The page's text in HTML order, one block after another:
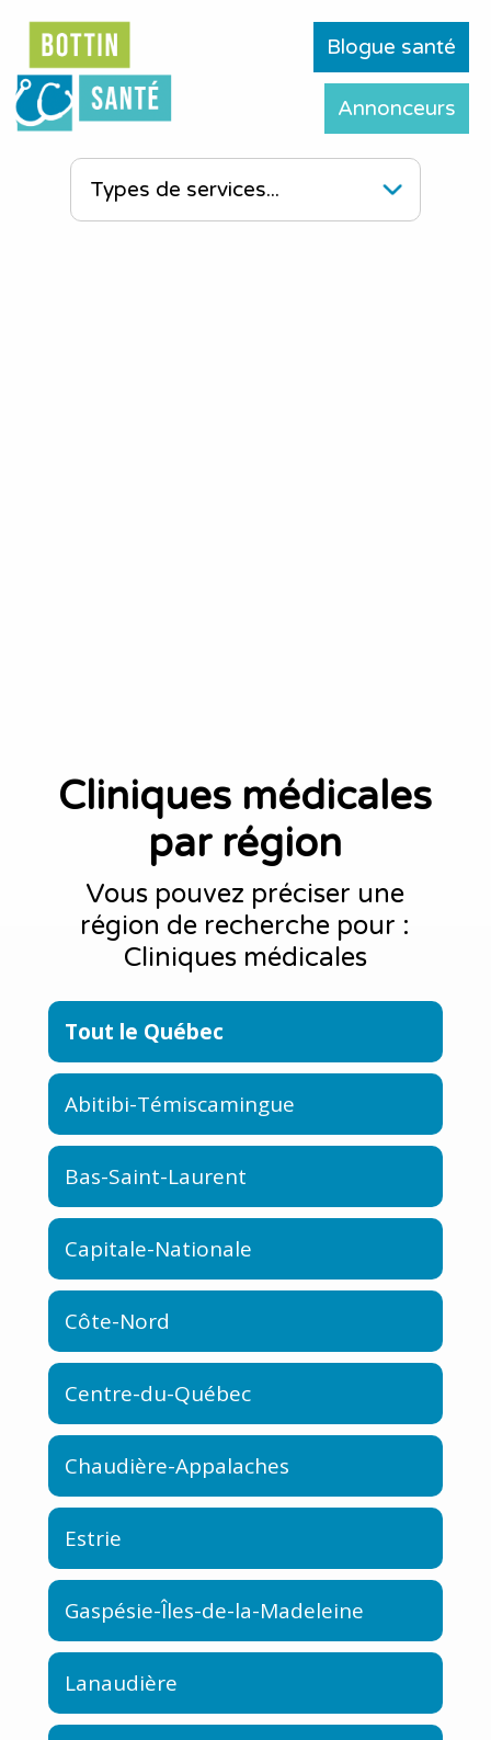
Blogue santé
Annonceurs
Cliniques médicales
par région
Vous pouvez préciser une
région de recherche pour :
Cliniques médicales
Tout le Québec
Abitibi-Témiscamingue
Bas-Saint-Laurent
Capitale-Nationale
Côte-Nord
Centre-du-Québec
Chaudière-Appalaches
Estrie
Gaspésie-Îles-de-la-Madeleine
Lanaudière